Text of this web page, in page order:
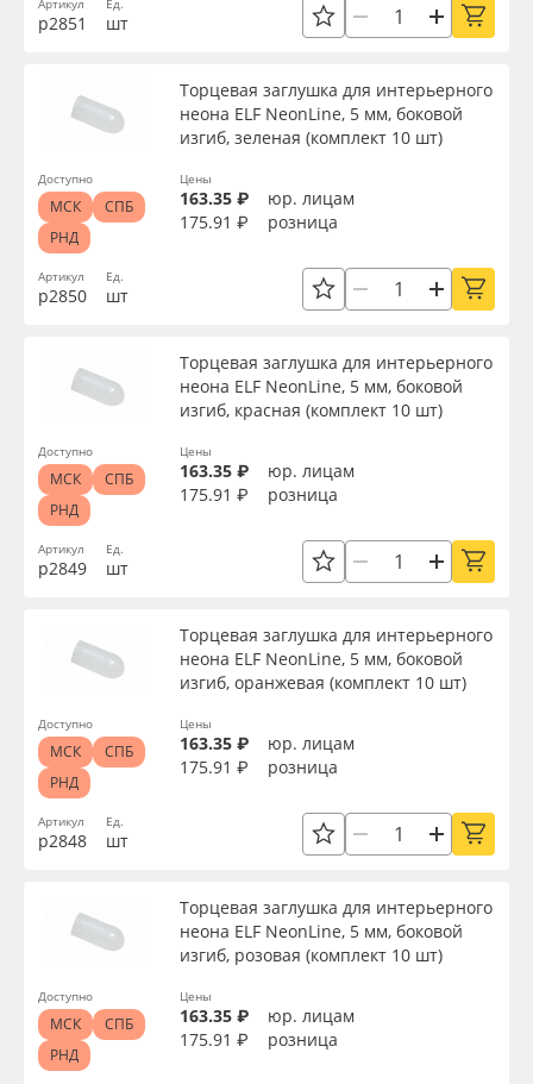
Артикул
р2851
Ед.
шт
Артикул
р2850
Торцевая заглушка для интерьерного
неона ELF NeonLine, 5 мм, боковой
изгиб, зеленая (комплект 10 шт)
Ед.
шт
Цены
163.35 ₽
юр. лицам
175.91 ₽
розница
Доступно
МСК
СПБ
РНД
Артикул
р2849
Торцевая заглушка для интерьерного
неона ELF NeonLine, 5 мм, боковой
изгиб, красная (комплект 10 шт)
Ед.
шт
Цены
163.35 ₽
юр. лицам
175.91 ₽
розница
Доступно
МСК
СПБ
РНД
Артикул
р2848
Торцевая заглушка для интерьерного
неона ELF NeonLine, 5 мм, боковой
изгиб, оранжевая (комплект 10 шт)
Ед.
шт
Цены
163.35 ₽
юр. лицам
175.91 ₽
розница
Доступно
МСК
СПБ
РНД
Торцевая заглушка для интерьерного
неона ELF NeonLine, 5 мм, боковой
изгиб, розовая (комплект 10 шт)
Цены
163.35 ₽
юр. лицам
175.91 ₽
розница
Доступно
МСК
СПБ
РНД